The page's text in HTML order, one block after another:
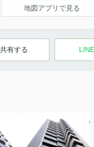
地図アプリで見る
有する